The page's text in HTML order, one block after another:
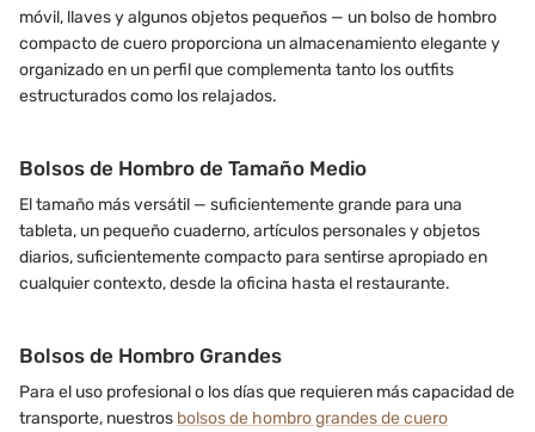
móvil, llaves y algunos objetos pequeños — un bolso de hombro
compacto de cuero proporciona un almacenamiento elegante y
organizado en un perfil que complementa tanto los outfits
estructurados como los relajados.
Bolsos de Hombro de Tamaño Medio
El tamaño más versátil — suficientemente grande para una
tableta, un pequeño cuaderno, artículos personales y objetos
diarios, suficientemente compacto para sentirse apropiado en
cualquier contexto, desde la oficina hasta el restaurante.
Bolsos de Hombro Grandes
Para el uso profesional o los días que requieren más capacidad de
transporte, nuestros bolsos de hombro grandes de cuero